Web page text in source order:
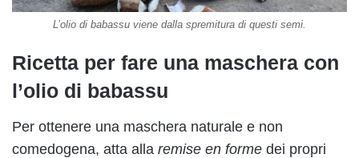
L’olio di babassu viene dalla spremitura di questi semi.
Ricetta per fare una maschera con
l’olio di babassu
Per ottenere una maschera naturale e non
comedogena, atta alla remise en forme dei propri